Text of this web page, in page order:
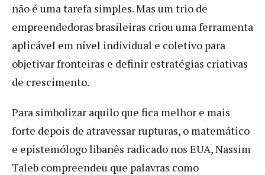
não é uma tarefa simples. Mas um trio de
empreendedoras brasileiras criou uma ferramenta
aplicável em nível individual e coletivo para
objetivar fronteiras e definir estratégias criativas
de crescimento.
Para simbolizar aquilo que fica melhor e mais
forte depois de atravessar rupturas, o matemático
e epistemólogo libanês radicado nos EUA, Nassim
Taleb compreendeu que palavras como